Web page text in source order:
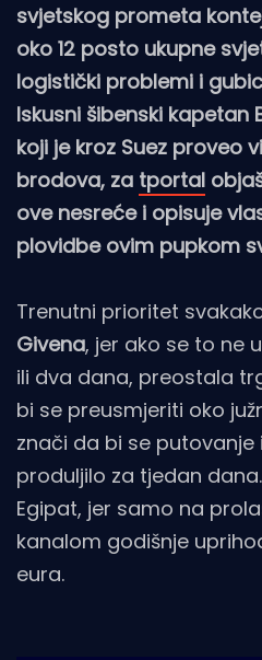
svjetskog prometa
oko 12 posto ukupne
logistički problemi i
Iskusni šibenski kapetan
koji je kroz Suez proveo
brodova, za tportal
ove nesreće i opisuje
plovidbe ovim pupkom
Trenutni prioritet
Givena, jer ako se to ne
ili dva dana, preostala
bi se preusmjeriti oko
znači da bi se putovanje
produljilo za tjedan
Egipat, jer samo na
kanalom godišnje
eura.